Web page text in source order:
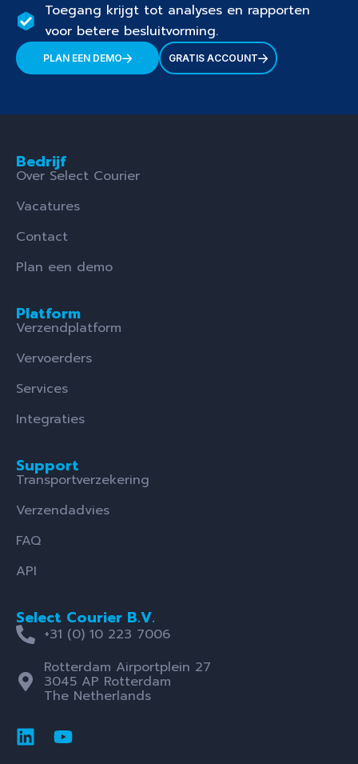
Toegang krijgt tot analyses en rapporten
voor betere besluitvorming.
PLAN EEN DEMO GRATIS ACCOUNT
Select Courier B.V.
+31 (0) 10 223 7006
Rotterdam Airportplein 27
3045 AP Rotterdam
The Netherlands
Bedrijf
Over Select Courier
Vacatures
Contact
Plan een demo
Platform
Verzendplatform
Vervoerders
Services
Integraties
Support
Transportverzekering
Verzendadvies
FAQ
API